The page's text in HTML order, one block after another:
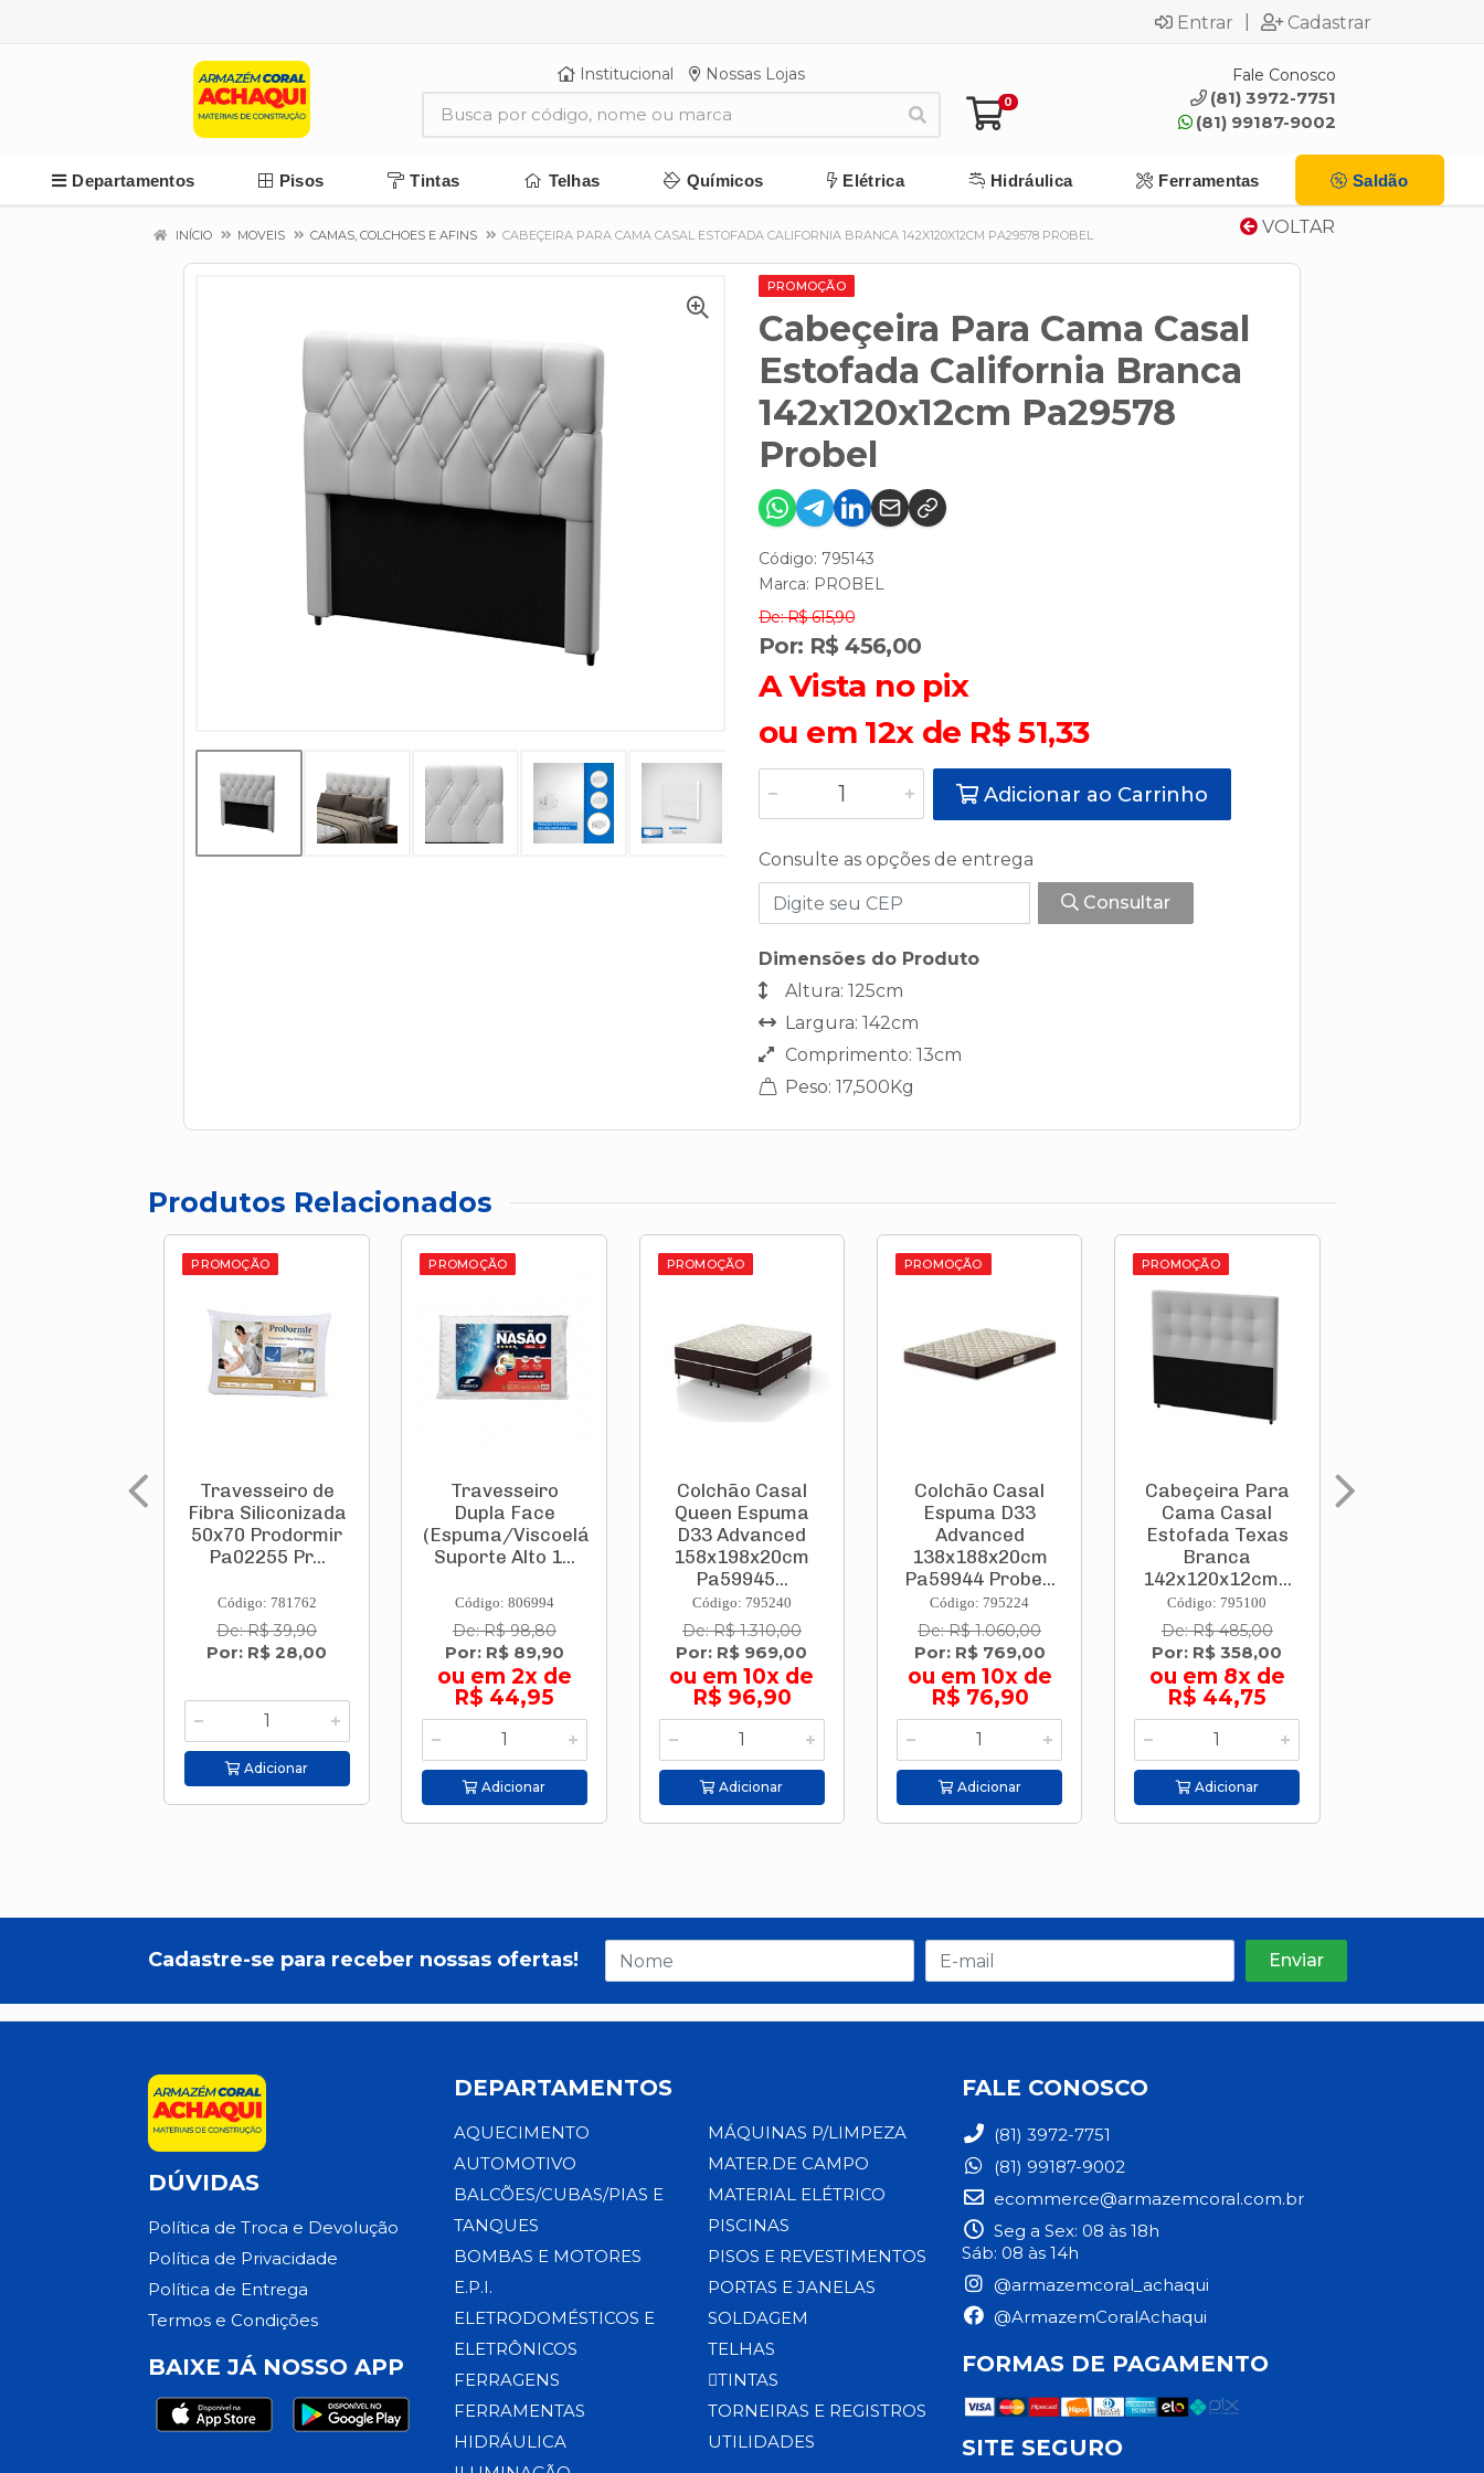
Entrar Cadastrar
Institucional Nossas Lojas
0
Fale Conosco
(81) 3972-7751
(81) 99187-9002
Departamentos Pisos Tintas Telhas Químicos Elétrica Hidráulica Ferramentas Saldão
VOLTAR
INÍCIO MOVEIS CAMAS, COLCHOES E AFINS CABEÇEIRA PARA CAMA CASAL ESTOFADA CALIFORNIA BRANCA 142X120X12CM PA29578 PROBEL
PROMOÇÃO
Cabeçeira Para Cama Casal
Estofada California Branca
142x120x12cm Pa29578
Probel
Código: 795143
Marca: PROBEL
De: R$ 615,90
Por: R$ 456,00
A Vista no pix
ou em 12x de R$ 51,33
Adicionar ao Carrinho
Consulte as opções de entrega
Consultar
Dimensões do Produto
Altura: 125cm
Largura: 142cm
Comprimento: 13cm
Peso: 17,500Kg
Produtos Relacionados
PROMOÇÃO
Travesseiro de
Fibra Siliconizada
50x70 Prodormir
Pa02255 Pr...
Código: 781762
De: R$ 39,90
Por: R$ 28,00
Adicionar
PROMOÇÃO
Travesseiro
Dupla Face
(Espuma/Viscoelástico)
Suporte Alto 1...
Código: 806994
De: R$ 98,80
Por: R$ 89,90
ou em 2x de
R$ 44,95
Adicionar
PROMOÇÃO
Colchão Casal
Queen Espuma
D33 Advanced
158x198x20cm
Pa59945...
Código: 795240
De: R$ 1.310,00
Por: R$ 969,00
ou em 10x de
R$ 96,90
Adicionar
PROMOÇÃO
Colchão Casal
Espuma D33
Advanced
138x188x20cm
Pa59944 Probe...
Código: 795224
De: R$ 1.060,00
Por: R$ 769,00
ou em 10x de
R$ 76,90
Adicionar
PROMOÇÃO
Cabeçeira Para
Cama Casal
Estofada Texas
Branca
142x120x12cm...
Código: 795100
De: R$ 485,00
Por: R$ 358,00
ou em 8x de
R$ 44,75
Adicionar
Cadastre-se para receber nossas ofertas!
DÚVIDAS
Política de Troca e Devolução
Política de Privacidade
Política de Entrega
Termos e Condições
BAIXE JÁ NOSSO APP
DEPARTAMENTOS
AQUECIMENTO
AUTOMOTIVO
BALCÕES/CUBAS/PIAS E
TANQUES
BOMBAS E MOTORES
E.P.I.
ELETRODOMÉSTICOS E
ELETRÔNICOS
FERRAGENS
FERRAMENTAS
HIDRÁULICA
MÁQUINAS P/LIMPEZA
MATER.DE CAMPO
MATERIAL ELÉTRICO
PISCINAS
PISOS E REVESTIMENTOS
PORTAS E JANELAS
SOLDAGEM
TELHAS
TINTAS
TORNEIRAS E REGISTROS
UTILIDADES
FALE CONOSCO
(81) 3972-7751
(81) 99187-9002
ecommerce@armazemcoral.com.br
Seg a Sex: 08 às 18h
Sáb: 08 às 14h
@armazemcoral_achaqui
@ArmazemCoralAchaqui
FORMAS DE PAGAMENTO
SITE SEGURO